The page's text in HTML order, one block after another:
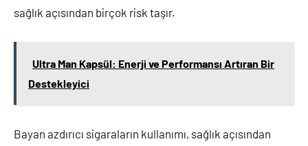
sağlık açısından birçok risk taşır.
Ultra Man Kapsül: Enerji ve Performansı Artıran Bir
Destekleyici
Bayan azdırıcı sigaraların kullanımı, sağlık açısından